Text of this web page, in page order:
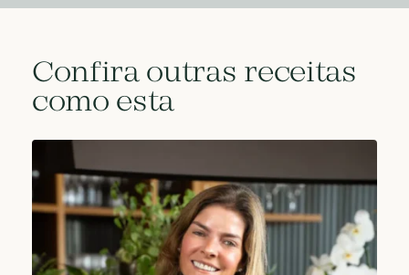
Confira outras receitas
como esta